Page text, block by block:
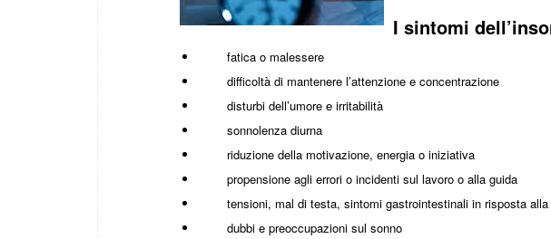
I sintomi
fatica o malessere
difficoltà di mantenere l’attenzione e concentrazione
disturbi dell’umore e irritabilità
sonnolenza diurna
riduzione della motivazione, energia o iniziativa
propensione agli errori o incidenti sul lavoro o alla guida
tensioni, mal di testa, sintomi gastrointestinali in risposta alla
dubbi e preoccupazioni sul sonno